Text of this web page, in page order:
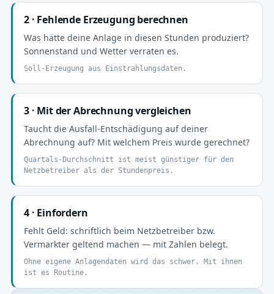
2 · Fehlende Erzeugung berechnen
Was hätte deine Anlage in diesen Stunden produziert?
Sonnenstand und Wetter verraten es.
Soll-Erzeugung aus Einstrahlungsdaten.
3 · Mit der Abrechnung vergleichen
Taucht die Ausfall-Entschädigung auf deiner
Abrechnung auf? Mit welchem Preis wurde gerechnet?
Quartals-Durchschnitt ist meist günstiger für den
Netzbetreiber als der Stundenpreis.
4 · Einfordern
Fehlt Geld: schriftlich beim Netzbetreiber bzw.
Vermarkter geltend machen — mit Zahlen belegt.
Ohne eigene Anlagendaten wird das schwer. Mit ihnen
ist es Routine.